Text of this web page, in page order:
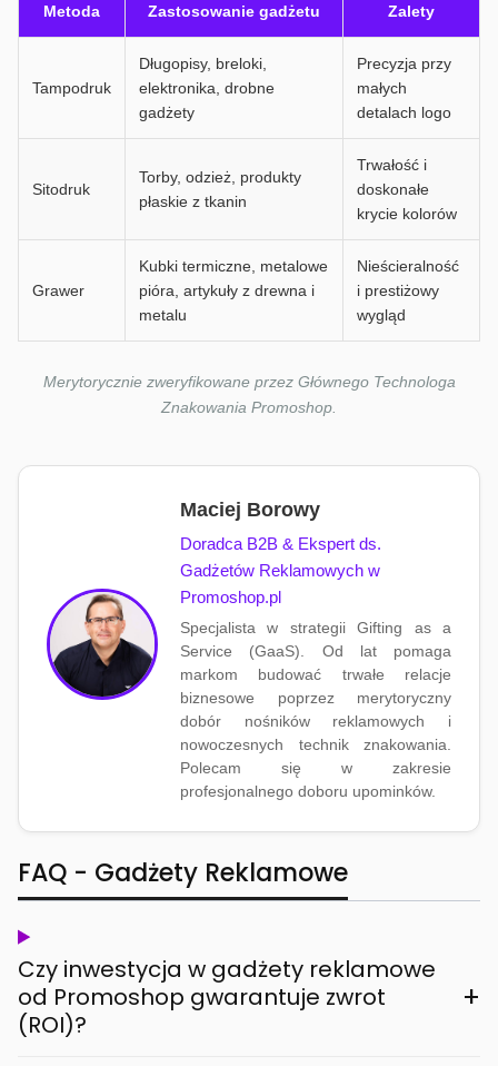
Metoda Zastosowanie gadżetu Zalety
Tampodruk
Długopisy, breloki,
elektronika, drobne
gadżety
Precyzja przy
małych
detalach logo
Sitodruk
Torby, odzież, produkty
płaskie z tkanin
Trwałość i
doskonałe
krycie kolorów
Grawer
Kubki termiczne, metalowe
pióra, artykuły z drewna i
metalu
Nieścieralność
i prestiżowy
wygląd
Merytorycznie zweryfikowane przez Głównego Technologa
Znakowania Promoshop.
Maciej Borowy
Doradca B2B & Ekspert ds.
Gadżetów Reklamowych w
Promoshop.pl
Specjalista w strategii Gifting as a
Service (GaaS). Od lat pomaga
markom budować trwałe relacje
biznesowe poprzez merytoryczny
dobór nośników reklamowych i
nowoczesnych technik znakowania.
Polecam się w zakresie
profesjonalnego doboru upominków.
FAQ - Gadżety Reklamowe
Czy inwestycja w gadżety reklamowe
od Promoshop gwarantuje zwrot
(ROI)?
+